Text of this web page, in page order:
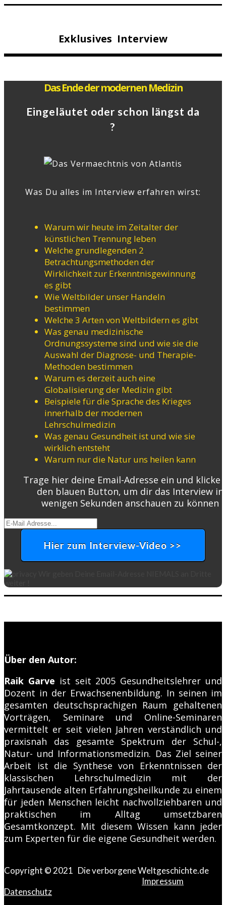
Exklusives Interview
Das Ende der modernen Medizin
Eingeläutet oder schon längst da
?
Was Du alles im Interview erfahren wirst:
Warum wir heute im Zeitalter der
künstlichen Trennung leben
Welche grundlegenden 2
Betrachtungsmethoden der
Wirklichkeit zur Erkenntnisgewinnung
es gibt
Wie Weltbilder unser Handeln
bestimmen
Welche 3 Arten von Weltbildern es gibt
Was genau medizinische
Ordnungssysteme sind und wie sie die
Auswahl der Diagnose- und Therapie-
Methoden bestimmen
Warum es derzeit auch eine
Globalisierung der Medizin gibt
Beispiele für die Sprache des Krieges
innerhalb der modernen
Lehrschulmedizin
Was genau Gesundheit ist und wie sie
wirklich entsteht
Warum nur die Natur uns heilen kann
Trage hier deine Email-Adresse ein und klicke
den blauen Button, um dir das Interview in
wenigen Sekunden anschauen zu können
Hier zum Interview-Video >>
weiter !
Über den Autor:
Raik Garve ist seit 2005 Gesundheitslehrer und
Dozent in der Erwachsenenbildung. In seinen im
gesamten deutschsprachigen Raum gehaltenen
Vorträgen, Seminare und Online-Seminaren
vermittelt er seit vielen Jahren verständlich und
praxisnah das gesamte Spektrum der Schul-,
Natur- und Informationsmedizin. Das Ziel seiner
Arbeit ist die Synthese von Erkenntnissen der
klassischen Lehrschulmedizin mit der
Jahrtausende alten Erfahrungsheilkunde zu einem
für jeden Menschen leicht nachvollziehbaren und
praktischen im Alltag umsetzbaren
Gesamtkonzept. Mit diesem Wissen kann jeder
zum Experten für die eigene Gesundheit werden.
Copyright © 2021 Die verborgene Weltgeschichte.de
Impressum
Datenschutz